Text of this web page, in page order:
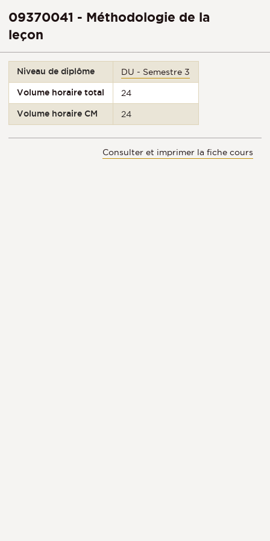
09370041 - Méthodologie de la
leçon
Niveau de diplôme DU - Semestre 3
Volume horaire total 24
Volume horaire CM 24
Consulter et imprimer la fiche cours